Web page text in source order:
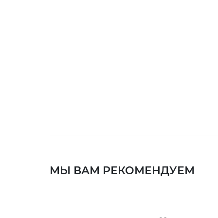
МЫ ВАМ РЕКОМЕНДУЕМ